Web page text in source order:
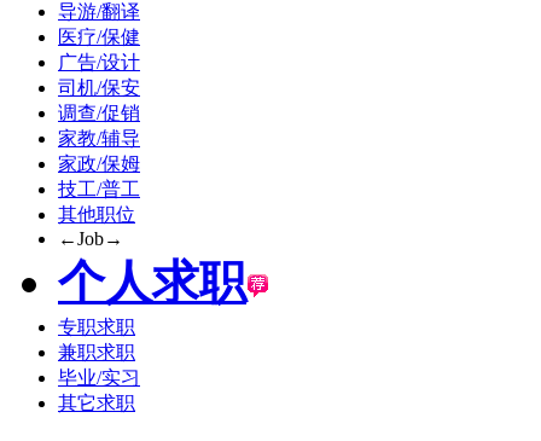
导游/翻译
医疗/保健
广告/设计
司机/保安
调查/促销
家教/辅导
家政/保姆
技工/普工
其他职位
←Job→
个人求职
专职求职
兼职求职
毕业/实习
其它求职